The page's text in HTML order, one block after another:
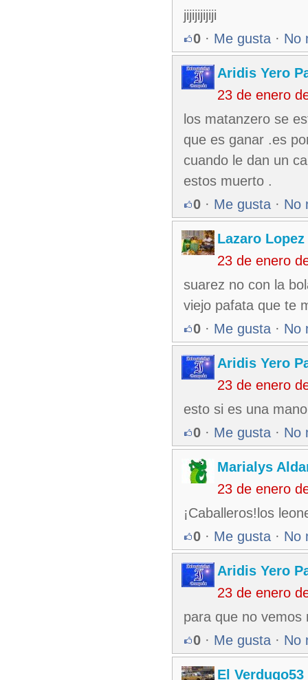
jijijijijiji
0 · Me gusta · No
Aridis Yero
23 de enero
los matanzero se
que es ganar .es
cuando le dan un
estos muerto .
0 · Me gusta · No
Lazaro Lopez
23 de enero
suarez no con la
viejo pafata que te
0 · Me gusta · No
Aridis Yero
23 de enero
esto si es una
0 · Me gusta · No
Marialys
23 de enero
¡Caballeros!los
0 · Me gusta · No
Aridis Yero
23 de enero
para que no vemos
0 · Me gusta · No
El Verdugo53